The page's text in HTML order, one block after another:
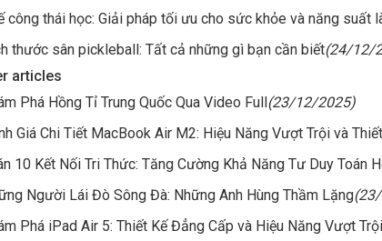
công thái học: Giải pháp tối ưu cho sức khỏe và năng suất
thước sân pickleball: Tất cả những gì bạn cần biết(24/12/
articles
Phá Hồng Tỉ Trung Quốc Qua Video Full(23/12/2025)
Giá Chi Tiết MacBook Air M2: Hiệu Năng Vượt Trội và
10 Kết Nối Tri Thức: Tăng Cường Khả Năng Tư Duy Toán
Người Lái Đò Sông Đà: Những Anh Hùng Thầm Lặng
Phá iPad Air 5: Thiết Kế Đẳng Cấp và Hiệu Năng Vượt Trội